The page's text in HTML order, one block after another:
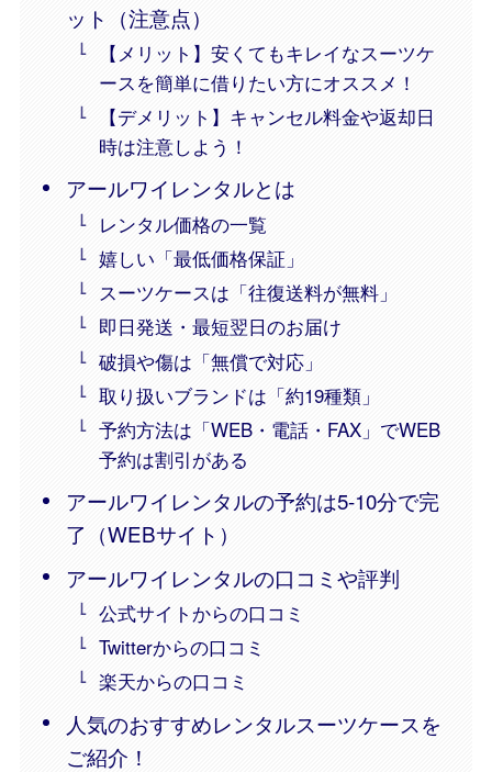
ット（注意点）
【メリット】安くてもキレイなスーツケ
ースを簡単に借りたい方にオススメ！
【デメリット】キャンセル料金や返却日
時は注意しよう！
アールワイレンタルとは
レンタル価格の一覧
嬉しい「最低価格保証」
スーツケースは「往復送料が無料」
即日発送・最短翌日のお届け
破損や傷は「無償で対応」
取り扱いブランドは「約19種類」
予約方法は「WEB・電話・FAX」でWEB
予約は割引がある
アールワイレンタルの予約は5-10分で完
了（WEBサイト）
アールワイレンタルの口コミや評判
公式サイトからの口コミ
Twitterからの口コミ
楽天からの口コミ
人気のおすすめレンタルスーツケースを
ご紹介！